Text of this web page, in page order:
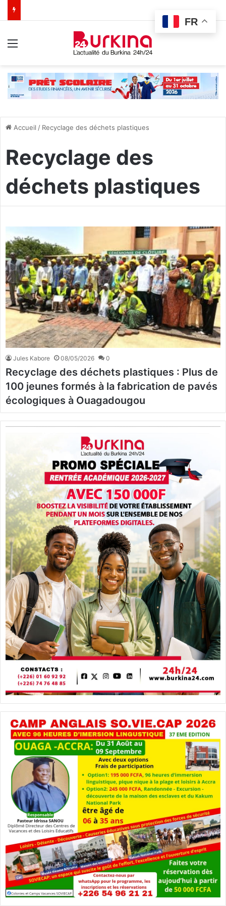
Accueil / Recyclage des déchets plastiques
Recyclage des
déchets plastiques
Jules Kabore 08/05/2026 0
Recyclage des déchets plastiques : Plus de
100 jeunes formés à la fabrication de pavés
écologiques à Ouagadougou
FR